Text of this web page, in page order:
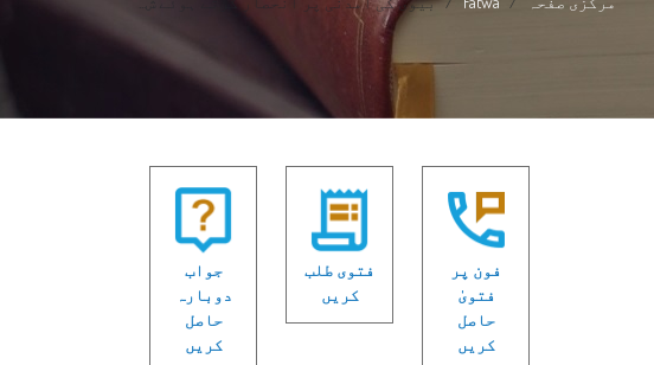
فون پر
فتویٰ
حاصل
کریں
فتوی طلب
کریں
جواب
دوبارہ
حاصل
کریں